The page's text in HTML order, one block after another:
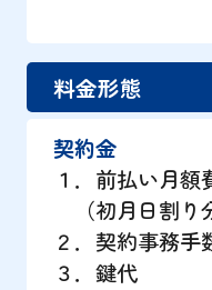
料金形態
契約金
１．前払い月額
（初月日割り
２．契約事務手
３．鍵代